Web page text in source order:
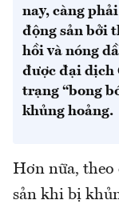
nay, càng
động sản bởi
hồi và nóng
được đại dịch
trạng “bong
khủng hoảng.
Hơn nữa, theo
sản khi bị